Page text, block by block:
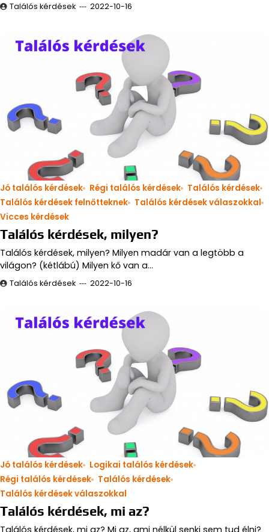
Találós kérdések 2022-10-16
Jó találós kérdések Régi találós kérdések
Találós kérdések
Találós kérdések felnőtteknek
Találós kérdések válaszokkal
Vicces kérdések
Találós kérdések, milyen?
Találós kérdések, milyen? Milyen madár van a legtöbb a
világon? (kétlábú) Milyen kő van a…
Találós kérdések 2022-10-16
Jó találós kérdések
Logikai találós kérdések
Régi találós kérdések
Találós kérdések
Találós kérdések válaszokkal
Találós kérdések, mi az?
Találós kérdések, mi az? Mi az, ami nélkül senki sem tud élni?